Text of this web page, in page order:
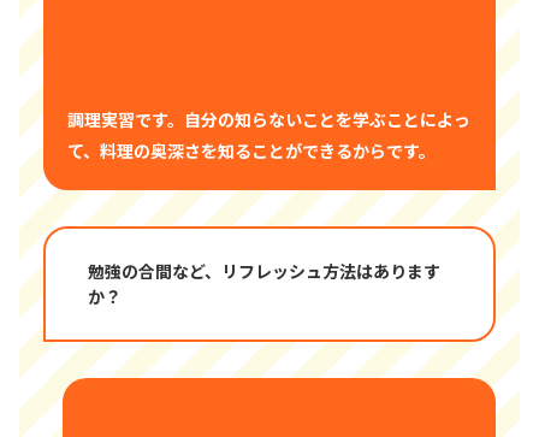
調理実習です。自分の知らないことを学ぶことによっ
て、料理の奥深さを知ることができるからです。
勉強の合間など、リフレッシュ方法はあります
か？